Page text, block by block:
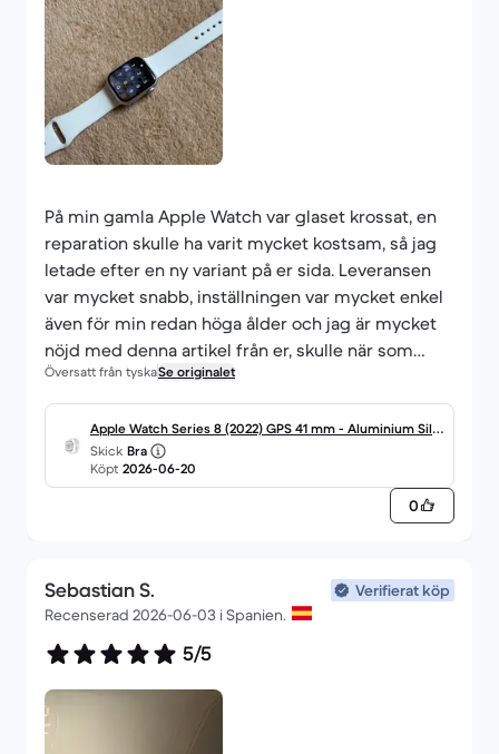
På min gamla Apple Watch var glaset krossat, en
reparation skulle ha varit mycket kostsam, så jag
letade efter en ny variant på er sida. Leveransen
var mycket snabb, inställningen var mycket enkel
även för min redan höga ålder och jag är mycket
nöjd med denna artikel från er, skulle när som
helst beställa andra artiklar från er.
Översatt från tyskaSe originalet
Apple Watch Series 8 (2022) GPS 41 mm - Aluminium Silb
er
Skick Bra
Köpt 2026-06-20
0
Sebastian S.
Verifierat köp
Recenserad 2026-06-03 i Spanien.
5/5